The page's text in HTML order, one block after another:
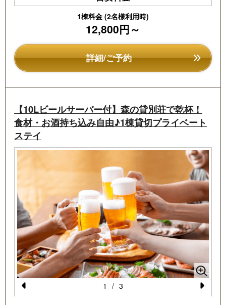
棟内には「あなたの旅の思い出をおしえてください」
というアンケートをご用意しております。
ぜひご宿泊の感想や旅のエピソードをお聞かせいただ
けましたら幸いです。
皆さまの声が、これからご利用いただくお客様への大
切な参考になります。
・1棟まるごと貸切で、完全プライベートなご滞在
・雄大な大自然の中で多彩なアクティビティができ
る！
・入室時にはすでに冷暖房を入れ快適温度をキープ！
・うれしい朝食無料サービス付き
1棟料金 (2名様利用時)
12,800円～
詳細/ご予約
1 / 3
【10Lビールサーバー付】森の貸別荘で乾杯！
食材・お酒持ち込み自由♪1棟貸切プライベート
ステイ